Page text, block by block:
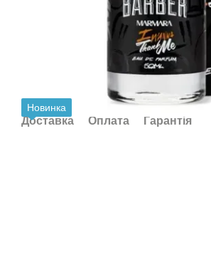
Новинка
Доставка Оплата Гарантія